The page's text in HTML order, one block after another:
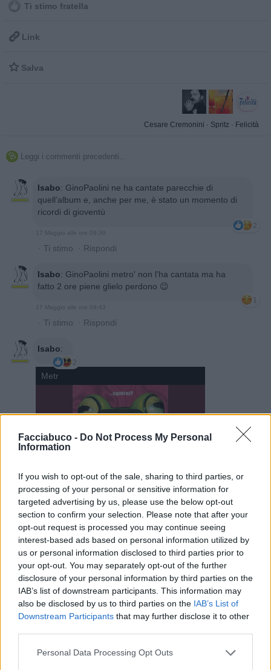
Facciabuco - Do Not Process My Personal
Information
If you wish to opt-out of the sale, sharing to third parties, or
processing of your personal or sensitive information for
targeted advertising by us, please use the below opt-out
section to confirm your selection. Please note that after your
opt-out request is processed you may continue seeing
interest-based ads based on personal information utilized by
us or personal information disclosed to third parties prior to
your opt-out. You may separately opt-out of the further
disclosure of your personal information by third parties on the
IAB’s list of downstream participants. This information may
also be disclosed by us to third parties on the IAB’s List of
Downstream Participants that may further disclose it to other
Personal Data Processing Opt Outs
Ti stimo fratella
 Link
 Salva
Cesare Cremonini · Spritz · Felicità
 Leggi i commenti precedenti...
Isabo: GinoPaolini ne ha cantate parecchie di
quell’album e, anche per me, è stato un momento di
ricordi di gioventù
2
17 Maggio alle ore 09:39
· Ti stimo · Rispondi
Isabo: GinoPaolini metro' non l'ha cantata ma ha
fatto 2 ore piene glielo perdono 😉
1
17 Maggio alle ore 09:43
· Ti stimo · Rispondi
Isabo:
2
Metr
17 Maggio alle ore 09:53
Rispondi
Isabo GinoPaolini per te
17 Maggio alle ore 09:54
·Ti stimo· Rispondi
Isabo grazie mille! 🤗 Ma non penserai
mica che ieri dopo averti scritto non sia andata a
riascoltarla?! 🤣🤣 🤗🤗
1
·Ti stimo ·Rispondi